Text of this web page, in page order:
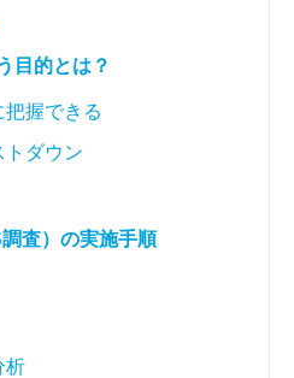
目的とは？
握できる
トダウン
査）の実施手順
析